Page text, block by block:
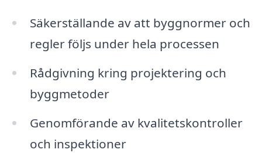
Säkerställande av att byggnormer och
regler följs under hela processen
Rådgivning kring projektering och
byggmetoder
Genomförande av kvalitetskontroller
och inspektioner